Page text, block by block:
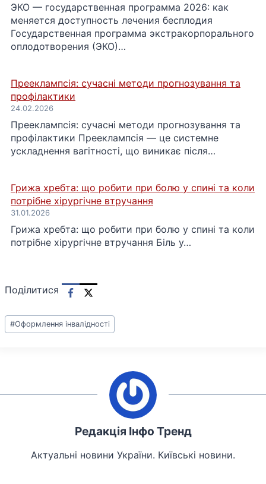
ЭКО — государственная программа 2026: как
меняется доступность лечения бесплодия
Государственная программа экстракорпорального
оплодотворения (ЭКО)…
Прееклампсія: сучасні методи прогнозування та
профілактики
24.02.2026
Прееклампсія: сучасні методи прогнозування та
профілактики Прееклампсія — це системне
ускладнення вагітності, що виникає після…
Грижа хребта: що робити при болю у спині та коли
потрібне хірургічне втручання
31.01.2026
Грижа хребта: що робити при болю у спині та коли
потрібне хірургічне втручання Біль у…
Поділитися
Позначки
запису:
#Оформлення інвалідності
Редакція Інфо Тренд
Актуальні новини України. Київські новини.